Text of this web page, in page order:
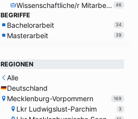
Wissenschaftliche/r Mitarbeiter/in 46
BEGRIFFE
Bachelorarbeit 34
Masterarbeit 39
REGIONEN
Alle
Deutschland
Mecklenburg-Vorpommern
169
Lkr Ludwigslust-Parchim 3